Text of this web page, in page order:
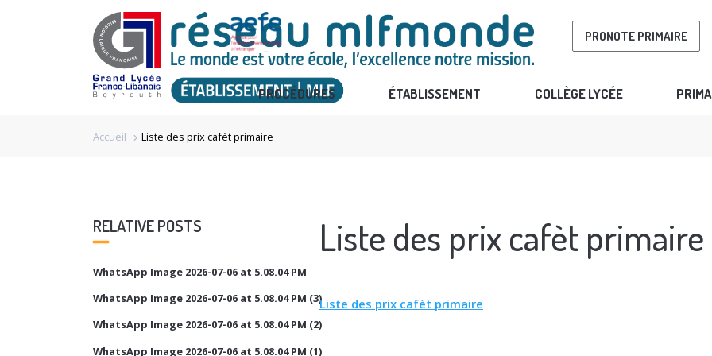
PRONOTE PRIMAIRE
PROCÉDURES ÉTABLISSEMENT COLLÈGE LYCÉE
Accueil chevron_right Liste des prix cafèt primaire
RELATIVE POSTS
WhatsApp Image 2026-07-06 at 5.08.04 PM
WhatsApp Image 2026-07-06 at 5.08.04 PM (3)
WhatsApp Image 2026-07-06 at 5.08.04 PM (2)
WhatsApp Image 2026-07-06 at 5.08.04 PM (1)
Liste des prix cafèt primaire
Liste des prix cafèt primaire